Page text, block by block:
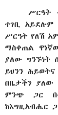
ሥርዓት
ተገቢ አይደሉም
ሥርዓት የለሽ
ማስቀጠል
ያለው ግንኙነት
ይህንን
በቤታችን ያለው
ምንጭ ጋር
ከእግዚአብሔር